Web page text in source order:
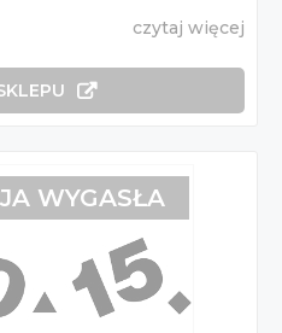
czytaj więcej
WYGASŁA